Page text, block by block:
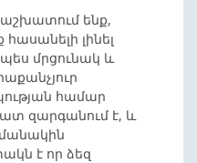
ենք,
լինել
մրցունակ և
համար
զարգանում է, և
է որ ձեզ